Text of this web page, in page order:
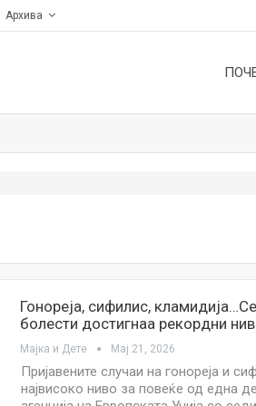
Архива
Гонореја, сифилис,
болести достигнаа рекордни
Мајка и Дете Мај 21, 2026
Пријавените случаи на гонореја и
највисоко ниво за повеќе од една